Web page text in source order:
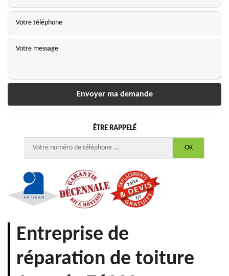
ÊTRE RAPPELÉ
Entreprise de
réparation de toiture